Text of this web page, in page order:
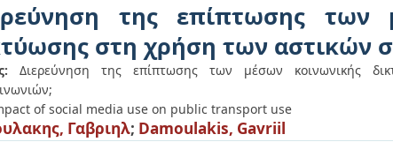
της επίπτωσης των
στη χρήση των αστικών
Διερεύνηση της επίπτωσης των μέσων κοινωνικής
of social media use on public transport use
Γαβριηλ; Damoulakis, Gavriil